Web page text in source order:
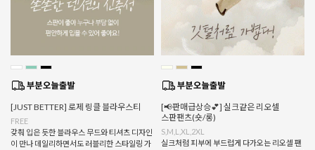
[JUST BETTER] 로제 링클 블라우스티
FREE
갖춰 입은 듯한 블라우스 무드와 티셔츠 디자인
이 만나 데일리하면서도 러블리한 스타일링 가
[📢판매급상승💕] 실크같은 리오셀
스판팬츠(숏/롱)
S,M,L,XL,2XL
실크처럼 피부에 부드럽게 다가오는 리오셀 팬